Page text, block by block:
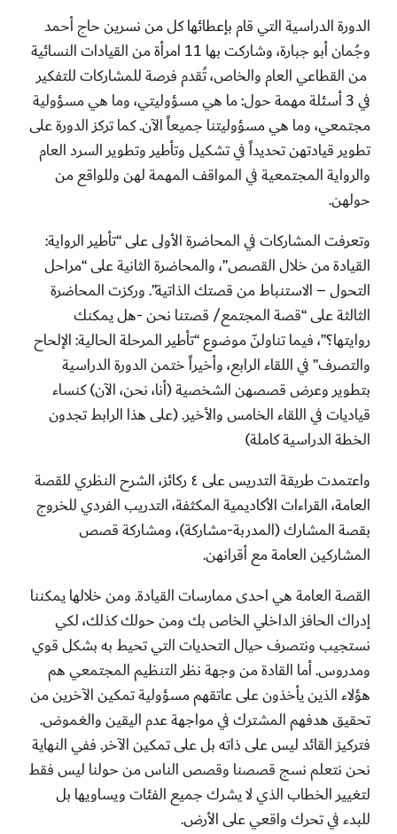
الدورة الدراسية التي قام بإعطائها كل من نسرين حاج أحمد
وجُمان أبو جبارة، وشاركت بها 11 امرأة من القيادات النسائية
من القطاعي العام والخاص، تُقدم فرصة للمشاركات للتفكير
في 3 أسئلة مهمة حول: ما هي مسؤوليتي، وما هي مسؤولية
مجتمعي، وما هي مسؤوليتنا جميعاً الآن. كما تركز الدورة على
تطوير قيادتهن تحديداً في تشكيل وتأطير وتطوير السرد العام
والرواية المجتمعية في المواقف المهمة لهن وللواقع من
حولهن.
وتعرفت المشاركات في المحاضرة الأولى على “تأطير الرواية:
القيادة من خلال القصص”، والمحاضرة الثانية على “مراحل
التحول – الاستنباط من قصتك الذاتية”. وركزت المحاضرة
الثالثة على “قصة المجتمع/ قصتنا نحن -هل يمكنك
روايتها؟”، فيما تناولنّ موضوع “تأطير المرحلة الحالية: الإلحاح
والتصرف” في اللقاء الرابع، وأخيراً ختمن الدورة الدراسية
بتطوير وعرض قصصهن الشخصية (أنا، نحن، الآن) كنساء
قياديات في اللقاء الخامس والأخير. (على هذا الرابط تجدون
الخطة الدراسية كاملة)
واعتمدت طريقة التدريس على ٤ ركائز، الشرح النظري للقصة
العامة، القراءات الأكاديمية المكثفة، التدريب الفردي للخروج
بقصة المشارك (المدربة-مشاركة)، ومشاركة قصص
المشاركين العامة مع أقرانهن.
القصة العامة هي احدى ممارسات القيادة. ومن خلالها يمكننا
إدراك الحافز الداخلي الخاص بك ومن حولك كذلك، لكي
نستجيب ونتصرف حيال التحديات التي تحيط به بشكل قوي
ومدروس. أما القادة من وجهة نظر التنظيم المجتمعي هم
هؤلاء الذين يأخذون على عاتقهم مسؤولية تمكين الآخرين من
تحقيق هدفهم المشترك في مواجهة عدم اليقين والغموض.
فتركيز القائد ليس على ذاته بل على تمكين الآخر. ففي النهاية
نحن نتعلم نسج قصصنا وقصص الناس من حولنا ليس فقط
لتغيير الخطاب الذي لا يشرك جميع الفئات ويساويها بل
للبدء في تحرك واقعي على الأرض.